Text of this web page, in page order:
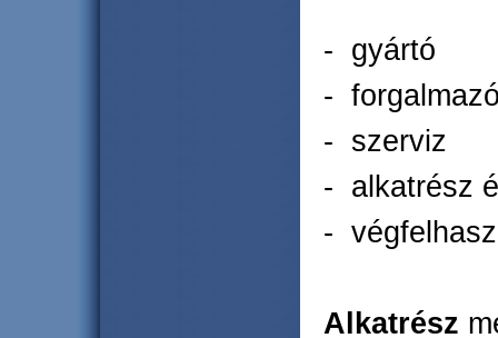
- gyártó
-
- szerviz
- alkatrész
-
Alkatrész